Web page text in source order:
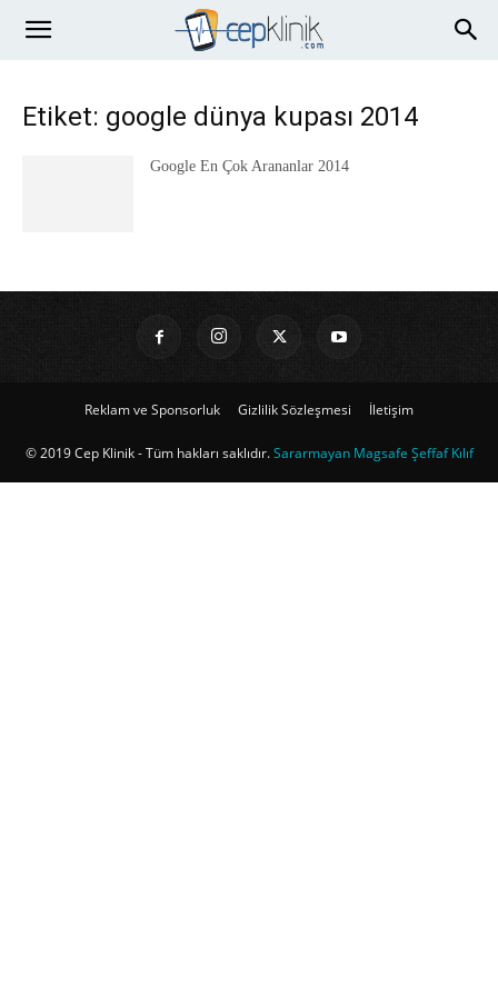
Etiket: google dünya kupası 2014
Google En Çok Arananlar 2014
Reklam ve Sponsorluk Gizlilik Sözleşmesi İletişim
© 2019 Cep Klinik - Tüm hakları saklıdır.Sararmayan Magsafe Şeffaf Kılıf